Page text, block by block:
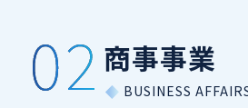
商事事業